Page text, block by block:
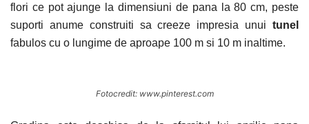
flori ce pot ajunge la dimensiuni de pana la 80 cm, peste
suporti anume construiti sa creeze impresia unui tunel
fabulos cu o lungime de aproape 100 m si 10 m inaltime.
Fotocredit: www.pinterest.com